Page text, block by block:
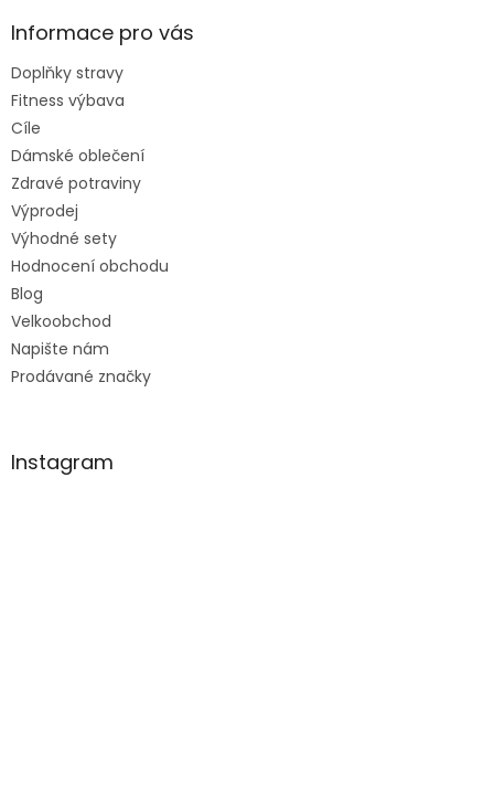
Informace pro vás
Doplňky stravy
Fitness výbava
Cíle
Dámské oblečení
Zdravé potraviny
Výprodej
Výhodné sety
Hodnocení obchodu
Blog
Velkoobchod
Napište nám
Prodávané značky
Instagram